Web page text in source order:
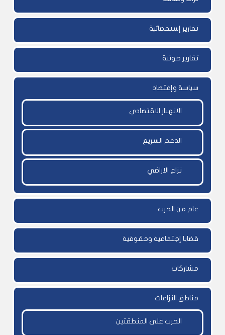
تقارير إستقصائية
تقارير صوتية
سياسة وإقتصاد
الانهيار الاقتصادي
الدعم السريع
نزاع الاراضي
عام من الحرب
قضايا إجتماعية وحقوقية
مشاركات
مناطق النزاعات
الحرب على المنطقتين